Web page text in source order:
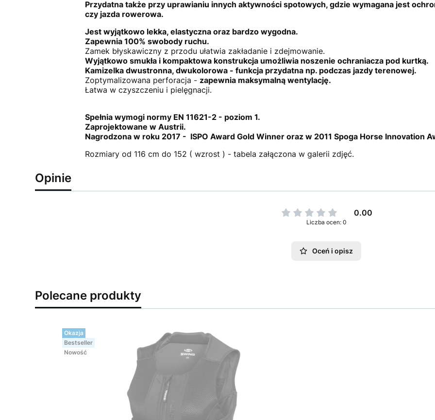
Przydatna także przy uprawianiu innych aktywności spotowych, gdzie wymagana jest
czy jazda rowerowa.
Jest wyjątkowo lekka, elastyczna oraz bardzo wygodna.
Zapewnia 100% swobody ruchu.
Zamek błyskawiczny z przodu ułatwia zakładanie i zdejmowanie.
Wyjątkowo smukła i kompaktowa konstrukcja umożliwia noszenie ochraniacza pod kurtką.
Kamizelka dwustronna, dwukolorowa - funkcja przydatna np. podczas jazdy terenowej.
Zoptymalizowana perforacja - zapewnia maksymalną wentylację.
Łatwa w czyszczeniu i pielęgnacji.
Spełnia wymogi normy EN 11621-2 - poziom 1.
Zaprojektowane w Austrii.
Nagrodzona w roku 2017 - ISPO Award Gold Winner oraz w 2011 Spoga Horse Innovation
Rozmiary od 116 cm do 152 ( wzrost ) - tabela załączona w galerii zdjęć.
Opinie
0.00
Liczba ocen: 0
Oceń i opisz
Polecane produkty
Okazja
Bestseller
Nowość